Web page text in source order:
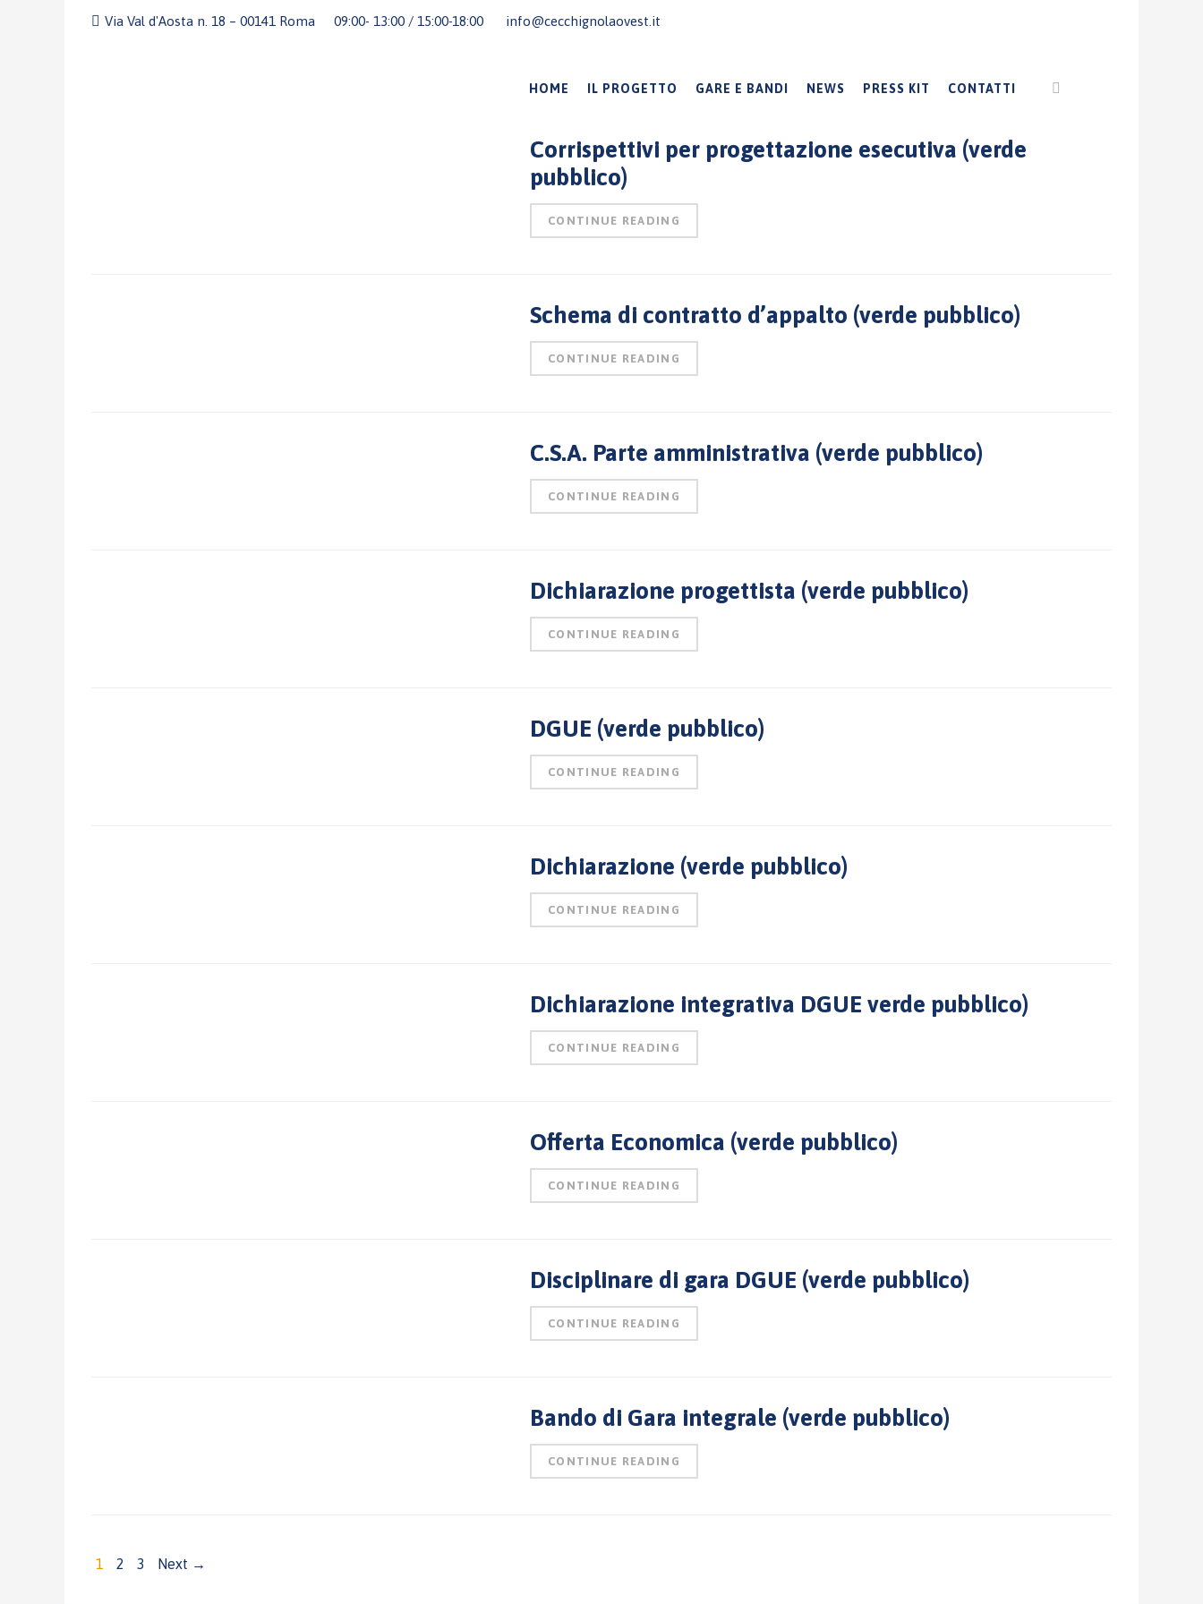
Via Val d'Aosta n. 18 – 00141 Roma 09:00- 13:00 / 15:00-18:00 info@cecchignolaovest.it
HOME IL PROGETTO GARE E BANDI NEWS PRESS KIT CONTATTI
Corrispettivi per progettazione esecutiva (verde
pubblico)
CONTINUE READING
Schema di contratto d’appalto (verde pubblico)
CONTINUE READING
C.S.A. Parte amministrativa (verde pubblico)
CONTINUE READING
Dichiarazione progettista (verde pubblico)
CONTINUE READING
DGUE (verde pubblico)
CONTINUE READING
Dichiarazione (verde pubblico)
CONTINUE READING
Dichiarazione integrativa DGUE verde pubblico)
CONTINUE READING
Offerta Economica (verde pubblico)
CONTINUE READING
Disciplinare di gara DGUE (verde pubblico)
CONTINUE READING
Bando di Gara integrale (verde pubblico)
CONTINUE READING
1 2 3 Next →